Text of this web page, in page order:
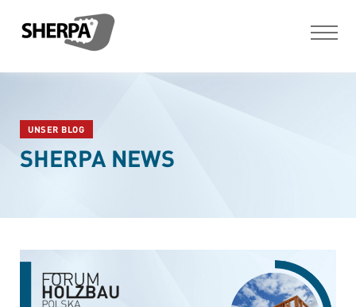
UNSER BLOG
SHERPA NEWS